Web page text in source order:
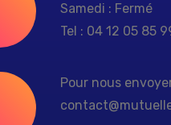
Samedi : Fermé
Tel : 04 12 05 85
Pour nous